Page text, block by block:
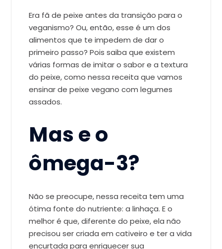
Era fã de peixe antes da transição para o
veganismo? Ou, então, esse é um dos
alimentos que te impedem de dar o
primeiro passo? Pois saiba que existem
várias formas de imitar o sabor e a textura
do peixe, como nessa receita que vamos
ensinar de peixe vegano com legumes
assados.
Mas e o
ômega-3?
Não se preocupe, nessa receita tem uma
ótima fonte do nutriente: a linhaça. E o
melhor é que, diferente do peixe, ela não
precisou ser criada em cativeiro e ter a vida
encurtada para enriquecer sua